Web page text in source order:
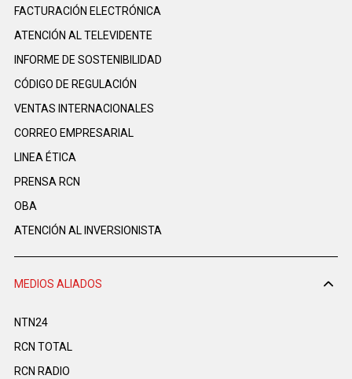
FACTURACIÓN ELECTRÓNICA
ATENCIÓN AL TELEVIDENTE
INFORME DE SOSTENIBILIDAD
CÓDIGO DE REGULACIÓN
VENTAS INTERNACIONALES
CORREO EMPRESARIAL
LINEA ÉTICA
PRENSA RCN
OBA
ATENCIÓN AL INVERSIONISTA
MEDIOS ALIADOS
NTN24
RCN TOTAL
RCN RADIO